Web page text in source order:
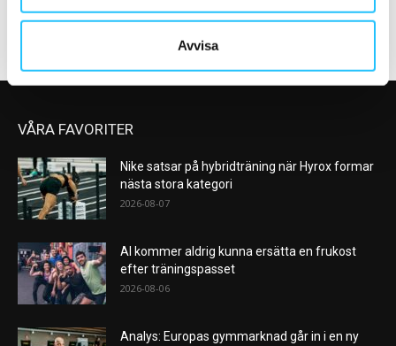
Avvisa
VÅRA FAVORITER
Nike satsar på hybridträning när Hyrox formar
nästa stora kategori
2026-08-07
AI kommer aldrig kunna ersätta en frukost
efter träningspasset
2026-08-06
Analys: Europas gymmarknad går in i en ny